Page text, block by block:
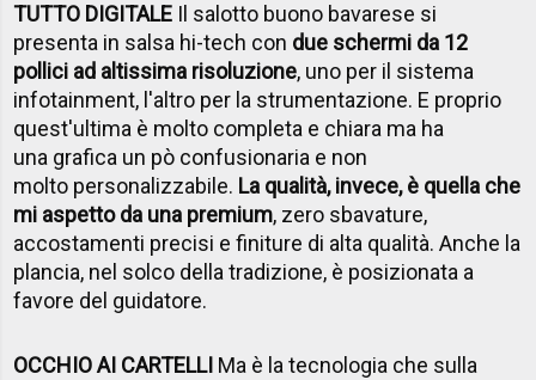
TUTTO DIGITALE Il salotto buono bavarese si
presenta in salsa hi-tech con due schermi da 12
pollici ad altissima risoluzione, uno per il sistema
infotainment, l'altro per la strumentazione. E proprio
quest'ultima è molto completa e chiara ma ha
una grafica un pò confusionaria e non
molto personalizzabile. La qualità, invece, è quella che
mi aspetto da una premium, zero sbavature,
accostamenti precisi e finiture di alta qualità. Anche la
plancia, nel solco della tradizione, è posizionata a
favore del guidatore.
OCCHIO AI CARTELLI Ma è la tecnologia che sulla